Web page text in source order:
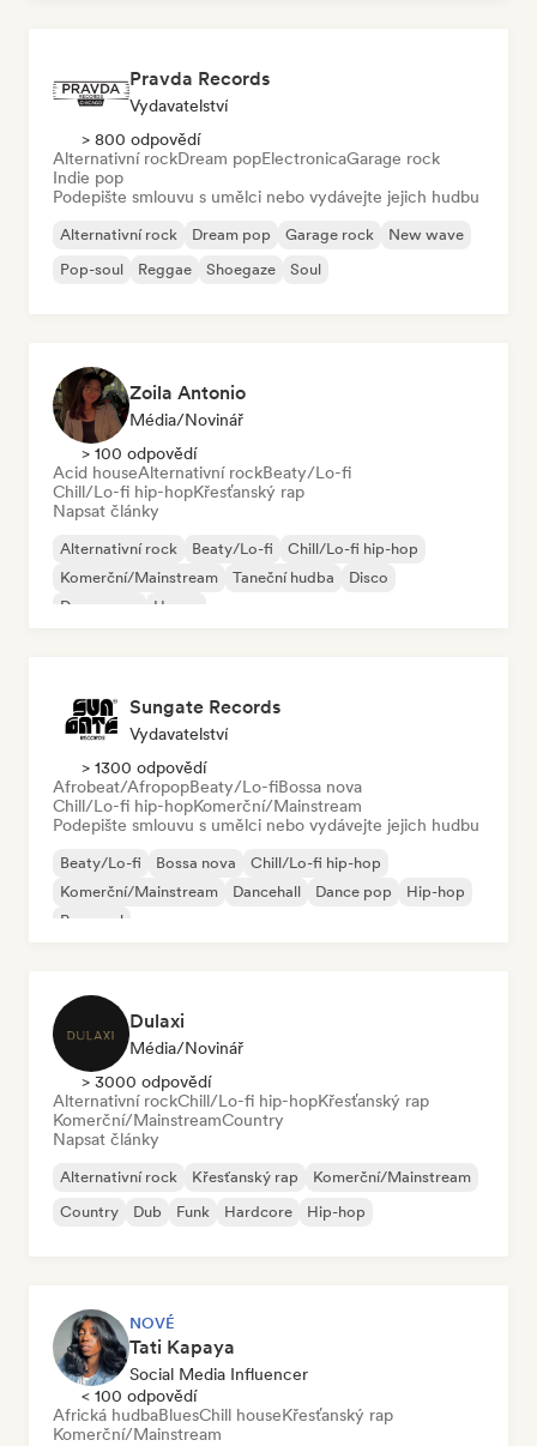
Pravda Records
Vydavatelství
> 800 odpovědí
Alternativní rockDream popElectronicaGarage rock
Indie pop
Podepište smlouvu s umělci nebo vydávejte jejich hudbu
Alternativní rock Dream pop Garage rock
New wave
Pop-soul
Reggae Shoegaze Soul
Zoila Antonio
Média/novinář
> 100 odpovědí
Acid houseAlternativní rockBeaty/Lo-fi
Chill/Lo-fi hip-hopKřesťanský rap
Napsat články
Alternativní rock Beaty/Lo-fi
Chill/Lo-fi hip-hop
Komerční/Mainstream
Taneční hudba
Disco
Dream pop
House
Sungate Records
Vydavatelství
> 1300 odpovědí
Afrobeat/AfropopBeaty/Lo-fiBossa nova
Chill/Lo-fi hip-hopKomerční/Mainstream
Podepište smlouvu s umělci nebo vydávejte jejich hudbu
Beaty/Lo-fi Bossa nova
Chill/Lo-fi hip-hop
Komerční/Mainstream
Dancehall Dance pop
Hip-hop
Pop-soul
Dulaxi
Média/novinář
> 3000 odpovědí
Alternativní rockChill/Lo-fi hip-hopKřesťanský rap
Komerční/MainstreamCountry
Napsat články
Alternativní rock Křesťanský rap
Komerční/Mainstream
Country
Dub Funk Hardcore Hip-hop
NOVÉ
Tati Kapaya
Social Media Influencer
< 100 odpovědí
Africká hudbaBluesChill houseKřesťanský rap
Komerční/Mainstream